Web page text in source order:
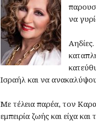
να
Ισραήλ και να
Με τέλεια παρέα, τον
εμπειρία ζωής και είχα